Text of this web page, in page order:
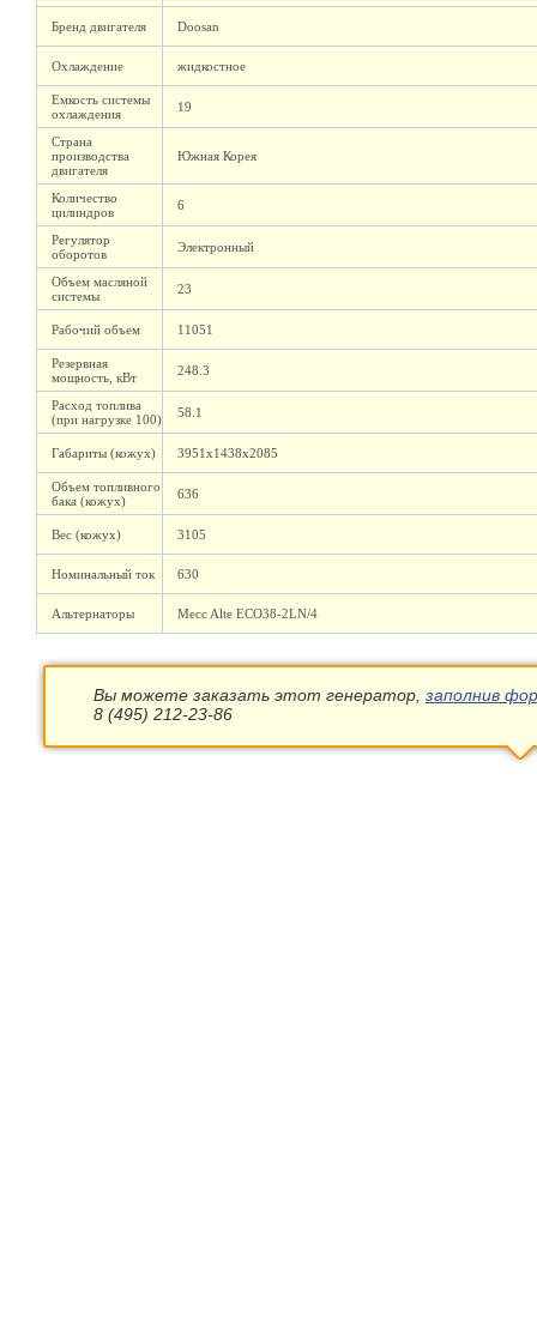
Бренд двигателя Doosan
Охлаждение жидкостное
Емкость системы
охлаждения
19
Страна
производства
двигателя
Южная Корея
Количество
цилиндров
6
Регулятор
оборотов
Электронный
Объем масляной
системы
23
Рабочий объем 11051
Резервная
мощность, кВт
248.3
Расход топлива
(при нагрузке 100)
58.1
Габариты (кожух) 3951х1438х2085
Объем топливного
бака (кожух)
636
Вес (кожух) 3105
Номинальный ток 630
Альтернаторы Mecc Alte ECO38-2LN/4
Вы можете заказать этот генератор, заполнив
8 (495) 212-23-86